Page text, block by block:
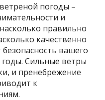
погоды –
и
правильно
качественно
вашего
Сильные ветры
и пренебрежение
к